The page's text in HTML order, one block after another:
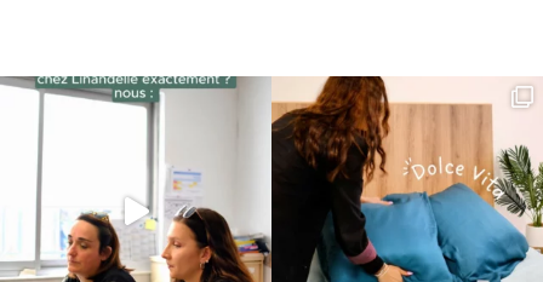
17,90€.14,32€.